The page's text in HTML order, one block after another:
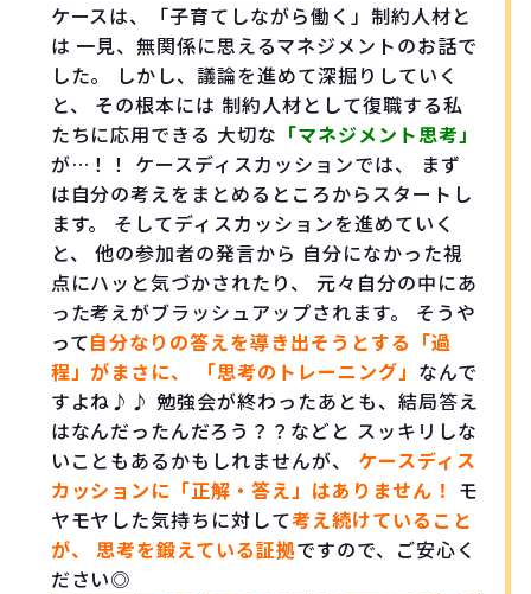
ケースは、「子育てしながら働く」制約人材と
は 一見、無関係に思えるマネジメントのお話で
した。 しかし、議論を進めて深掘りしていく
と、 その根本には 制約人材として復職する私
たちに応用できる 大切な 「マネジメント思考」
が…！！ ケースディスカッションでは、 まず
は自分の考えをまとめるところからスタートし
ます。 そしてディスカッションを進めていく
と、 他の参加者の発言から 自分になかった視
点にハッと気づかされたり、 元々自分の中にあ
った考えがブラッシュアップされます。 そうや
って自分なりの答えを導き出そうとする「過
程」がまさに、
「思考のトレーニング」 なんで
すよね♪♪ 勉強会が終わったあとも、結局答え
はなんだったんだろう？？などと スッキリしな
いこともあるかもしれませんが、 ケースディス
カッションに「正解・答え」はありません！ モ
ヤモヤした気持ちに対して考え続けていること
が、
思考を鍛えている証拠ですので、ご安心く
ださい◎